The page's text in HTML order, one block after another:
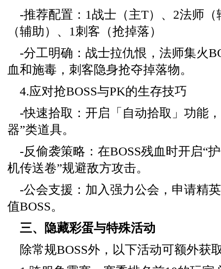
-推荐配置：1战士（主T）、2法师
（辅助）、1刺客（抢掉落）
-分工明确：战士拉仇恨，法师集火
血和施毒，刺客隐身抢夺掉落物。
4.应对抢BOSS与PK的生存技巧
-快速拾取：开启「自动拾取」功能
器”类道具。
-反偷袭策略：在BOSS残血时开启“
机传送卷”规避敌方攻击。
-公会支援：加入强力公会，申请精
值BOSS。
三、隐藏彩蛋与特殊活动
除常规BOSS外，以下活动可额外获